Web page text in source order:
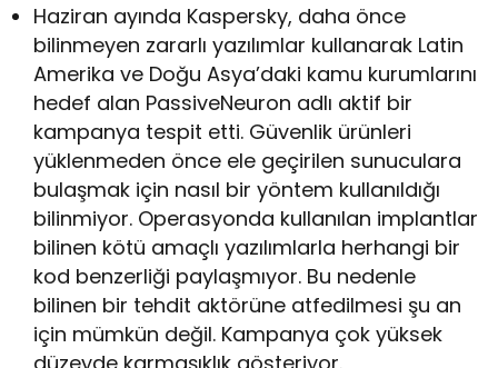
Haziran ayında Kaspersky, daha önce
bilinmeyen zararlı yazılımlar kullanarak Latin
Amerika ve Doğu Asya’daki kamu kurumlarını
hedef alan PassiveNeuron adlı aktif bir
kampanya tespit etti. Güvenlik ürünleri
yüklenmeden önce ele geçirilen sunuculara
bulaşmak için nasıl bir yöntem kullanıldığı
bilinmiyor. Operasyonda kullanılan implantlar
bilinen kötü amaçlı yazılımlarla herhangi bir
kod benzerliği paylaşmıyor. Bu nedenle
bilinen bir tehdit aktörüne atfedilmesi şu an
için mümkün değil. Kampanya çok yüksek